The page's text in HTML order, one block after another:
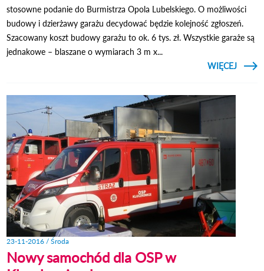
stosowne podanie do Burmistrza Opola Lubelskiego. O możliwości
budowy i dzierżawy garażu decydować będzie kolejność zgłoszeń.
Szacowany koszt budowy garażu to ok. 6 tys. zł. Wszystkie garaże są
jednakowe – blaszane o wymiarach 3 m x...
CZYTAJ
WIĘCEJ
O
23-11-2016 / Środa
Nowy samochód dla OSP w